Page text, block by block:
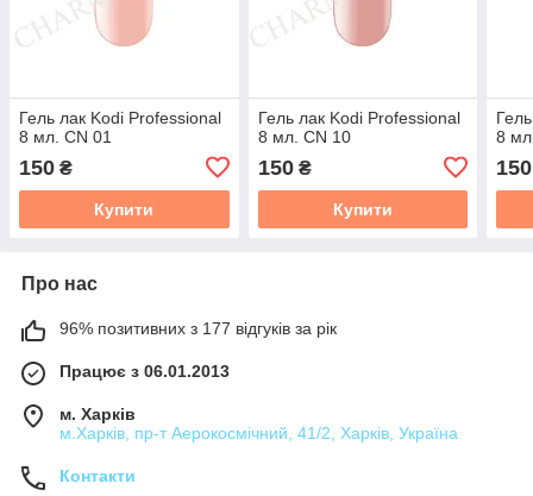
Гель лак Kodi Professional
8 мл. CN 01
150 ₴
Купити
Гель лак Kodi Professional
8 мл. CN 10
150₴
Купити
8
150
Про нас
96% позитивних з 177 відгуків за рік
Працює з 06.01.2013
м. Харків
м.Харків, пр-т Аерокосмічний, 41/2, Харків, Україна
Контакти